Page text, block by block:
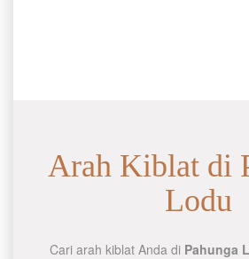
Arah Kiblat di
Lodu
Cari arah kiblat Anda di Pahunga